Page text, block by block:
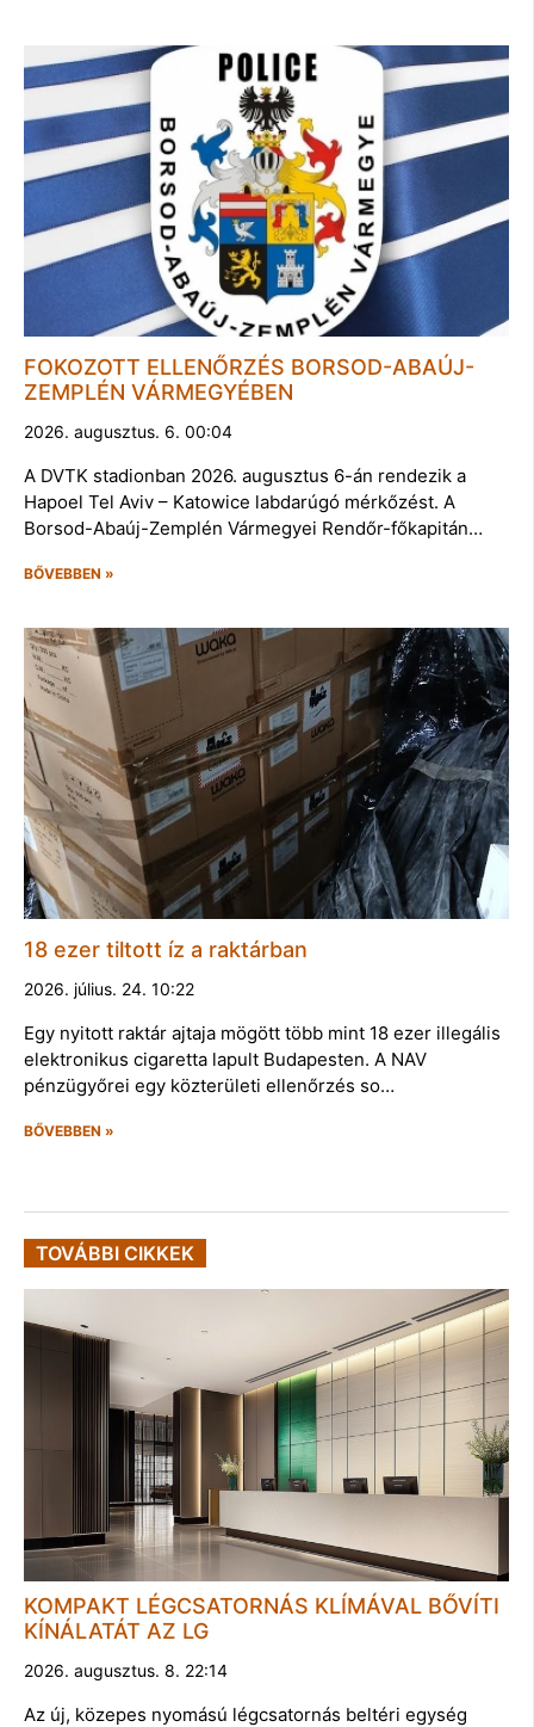
FOKOZOTT ELLENŐRZÉS BORSOD-ABAÚJ-
ZEMPLÉN VÁRMEGYÉBEN
2026. augusztus. 6. 00:04
A DVTK stadionban 2026. augusztus 6-án rendezik a
Hapoel Tel Aviv – Katowice labdarúgó mérkőzést. A
Borsod-Abaúj-Zemplén Vármegyei Rendőr-főkapitán…
BŐVEBBEN »
18 ezer tiltott íz a raktárban
2026. július. 24. 10:22
Egy nyitott raktár ajtaja mögött több mint 18 ezer illegális
elektronikus cigaretta lapult Budapesten. A NAV
pénzügyőrei egy közterületi ellenőrzés so…
BŐVEBBEN »
TOVÁBBI CIKKEK
KOMPAKT LÉGCSATORNÁS KLÍMÁVAL BŐVÍTI
KÍNÁLATÁT AZ LG
2026. augusztus. 8. 22:14
Az új, közepes nyomású légcsatornás beltéri egység